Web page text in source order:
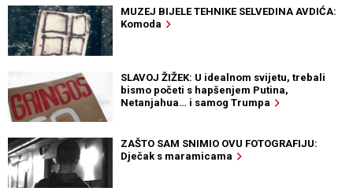
MUZEJ BIJELE TEHNIKE SELVEDINA AVDIĆA:
Komoda
SLAVOJ ŽIŽEK: U idealnom svijetu, trebali
bismo početi s hapšenjem Putina,
Netanjahua… i samog Trumpa
ZAŠTO SAM SNIMIO OVU FOTOGRAFIJU:
Dječak s maramicama